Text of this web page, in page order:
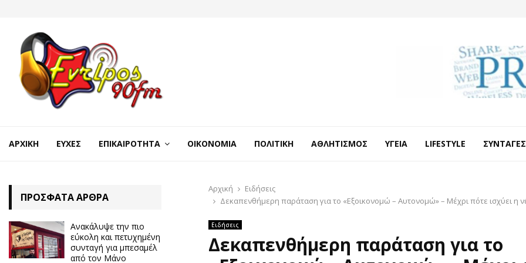
ΑΡΧΙΚΉ ΕΥΧΈΣ ΕΠΙΚΑΙΡΌΤΗΤΑ ΟΙΚΟΝΟΜΊΑ ΠΟΛΙΤΙΚΉ ΑΘΛΗΤΙΣΜΌΣ ΥΓΕΊΑ LIFESTYLE ΣΥΝΤΑΓΈΣ
Αρχική
Ειδήσεις
Δεκαπενθήμερη παράταση για το «Εξοικονομώ – Αυτονομώ» – Μέχρι πότε ισχύει η
Ειδήσεις
Δεκαπενθήμερη παράταση για το
ΠΡΌΣΦΑΤΑ ΆΡΘΡΑ
Ανακάλυψε την πιο
εύκολη και πετυχημένη
συνταγή για μπεσαμέλ
από τον Μάνο